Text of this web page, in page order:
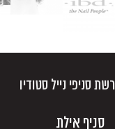
רשת סניפי נייל סטודיו
סניף אילת